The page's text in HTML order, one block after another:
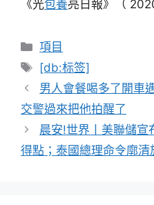
《光包養亮日報》（
分
類
項目
標
籤
[db:标签]
男人會餐喝多了開車
交警過來把他拍醒了
晨安!世界丨美聯儲宣
得點；泰國總理命令廓清